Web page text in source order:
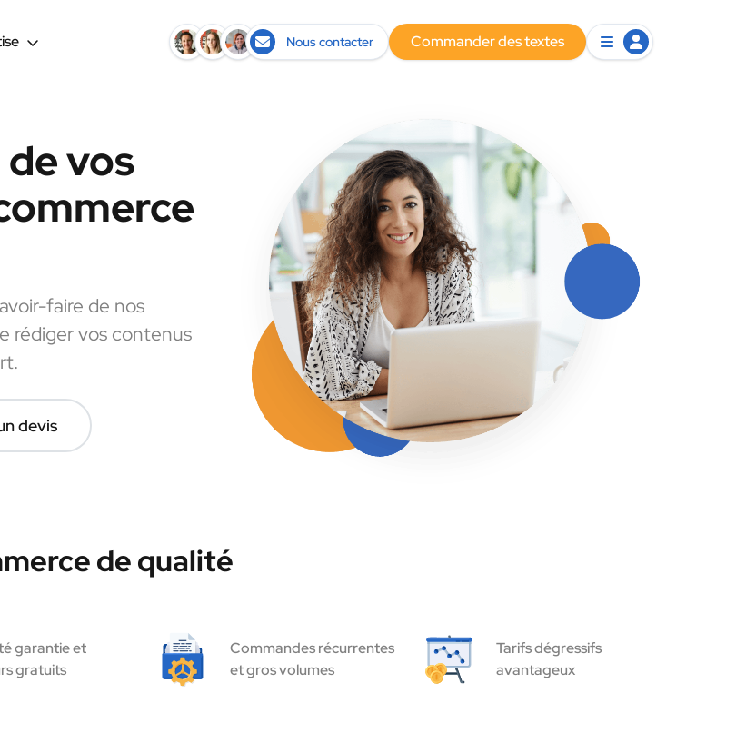
Nous contacter Commander des textes
vos
faire de nos
rédiger vos contenus
devis
de qualité
garantie et
gratuits
Commandes récurrentes
et gros volumes
Tarifs dégressifs
avantageux